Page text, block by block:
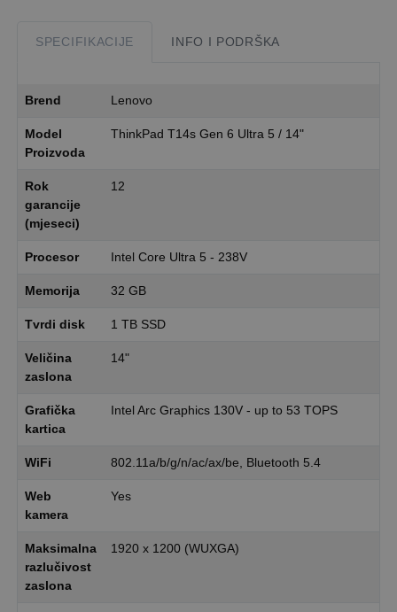
SPECIFIKACIJE INFO I PODRŠKA
Brend Lenovo
Model
Proizvoda
ThinkPad T14s Gen 6 Ultra 5 / 14"
Rok
garancije
(mjeseci)
12
Procesor Intel Core Ultra 5 - 238V
Memorija 32 GB
Tvrdi disk 1 TB SSD
Veličina
zaslona
14"
Grafička
kartica
Intel Arc Graphics 130V - up to 53 TOPS
WiFi 802.11a/b/g/n/ac/ax/be, Bluetooth 5.4
Web
kamera
Yes
Maksimalna
razlučivost
zaslona
1920 x 1200 (WUXGA)